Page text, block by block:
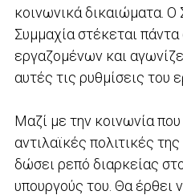
κοινωνικά δικαιώματα.
Συμμαχία στέκεται
εργαζομένων και
αυτές τις ρυθμίσεις του
Μαζί με την κοινωνία που
αντιλαϊκές πολιτικές
δώσει ρεπό διαρκείας
υπουργούς του. Θα έρθει